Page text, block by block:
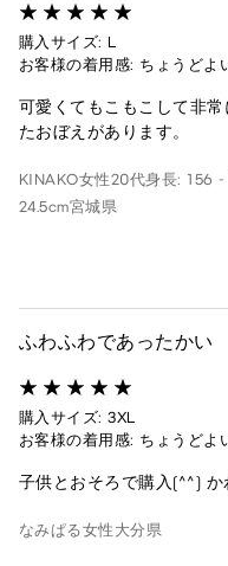
購入サイズ: L
お客様の着用感: ちょうどよ
可愛くてもこもこして非
たおぼえがあります。
KINAKO女性20代身長: 156 -
24.5cm宮城県
ふわふわであったかい
購入サイズ: 3XL
お客様の着用感: ちょうどよ
子供とおそろで購入(^^)
なみぱる女性 大分県